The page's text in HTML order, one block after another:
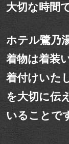
大切な時間
ホテル鷺乃
着物は着装
着付けいた
を大切に伝
いることで